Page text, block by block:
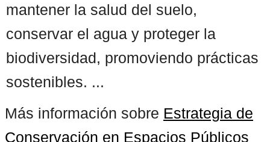
mantener la salud del suelo,
conservar el agua y proteger la
biodiversidad, promoviendo prácticas
sostenibles. ...
Más información sobre Estrategia de
Conservación en Espacios Públicos